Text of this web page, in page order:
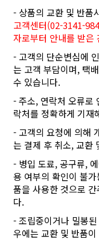
- 상품의 교환 및 반품
고객센터(02-3141-
자로부터 안내를 받은
- 고객의 단순변심에
는 고객 부담이며, 택
수 있습니다.
- 주소, 연락처 오류로
락처를 정확하게 기재
- 고객의 요청에 의해
는 결제 후 취소, 교환
- 병입 도료, 공구류,
용 여부의 확인이 불
품을 사용한 것으로
다.
- 조립중이거나 밀봉
우에는 교환 및 반품